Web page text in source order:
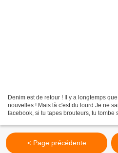
Denim est de retour ! Il y a longtemps
nouvelles ! Mais là c'est du lourd Je ne
facebook, si tu tapes brouteurs, tu
< Page précédente